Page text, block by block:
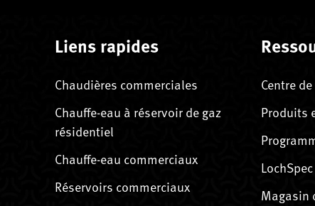
Liens rapides
Chaudières commerciales
Chauffe-eau à réservoir de gaz
résidentiel
Chauffe-eau commerciaux
Réservoirs commerciaux
Centre
Produits
LochSpec
Magasin